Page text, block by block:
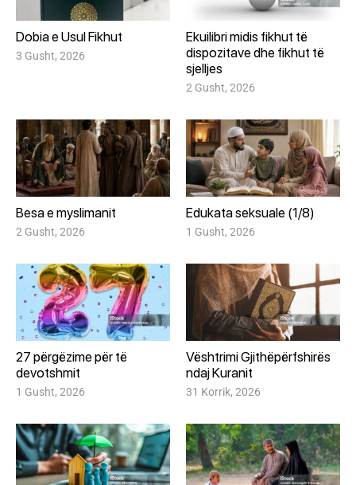
Dobia e Usul Fikhut
3 Gusht, 2026
Ekuilibri midis fikhut të
dispozitave dhe fikhut të
sjelljes
2 Gusht, 2026
Besa e myslimanit
2 Gusht, 2026
Edukata seksuale (1/8)
1 Gusht, 2026
27 përgëzime për të
devotshmit
1 Gusht, 2026
Vështrimi Gjithëpërfshirës
ndaj Kuranit
31 Korrik, 2026